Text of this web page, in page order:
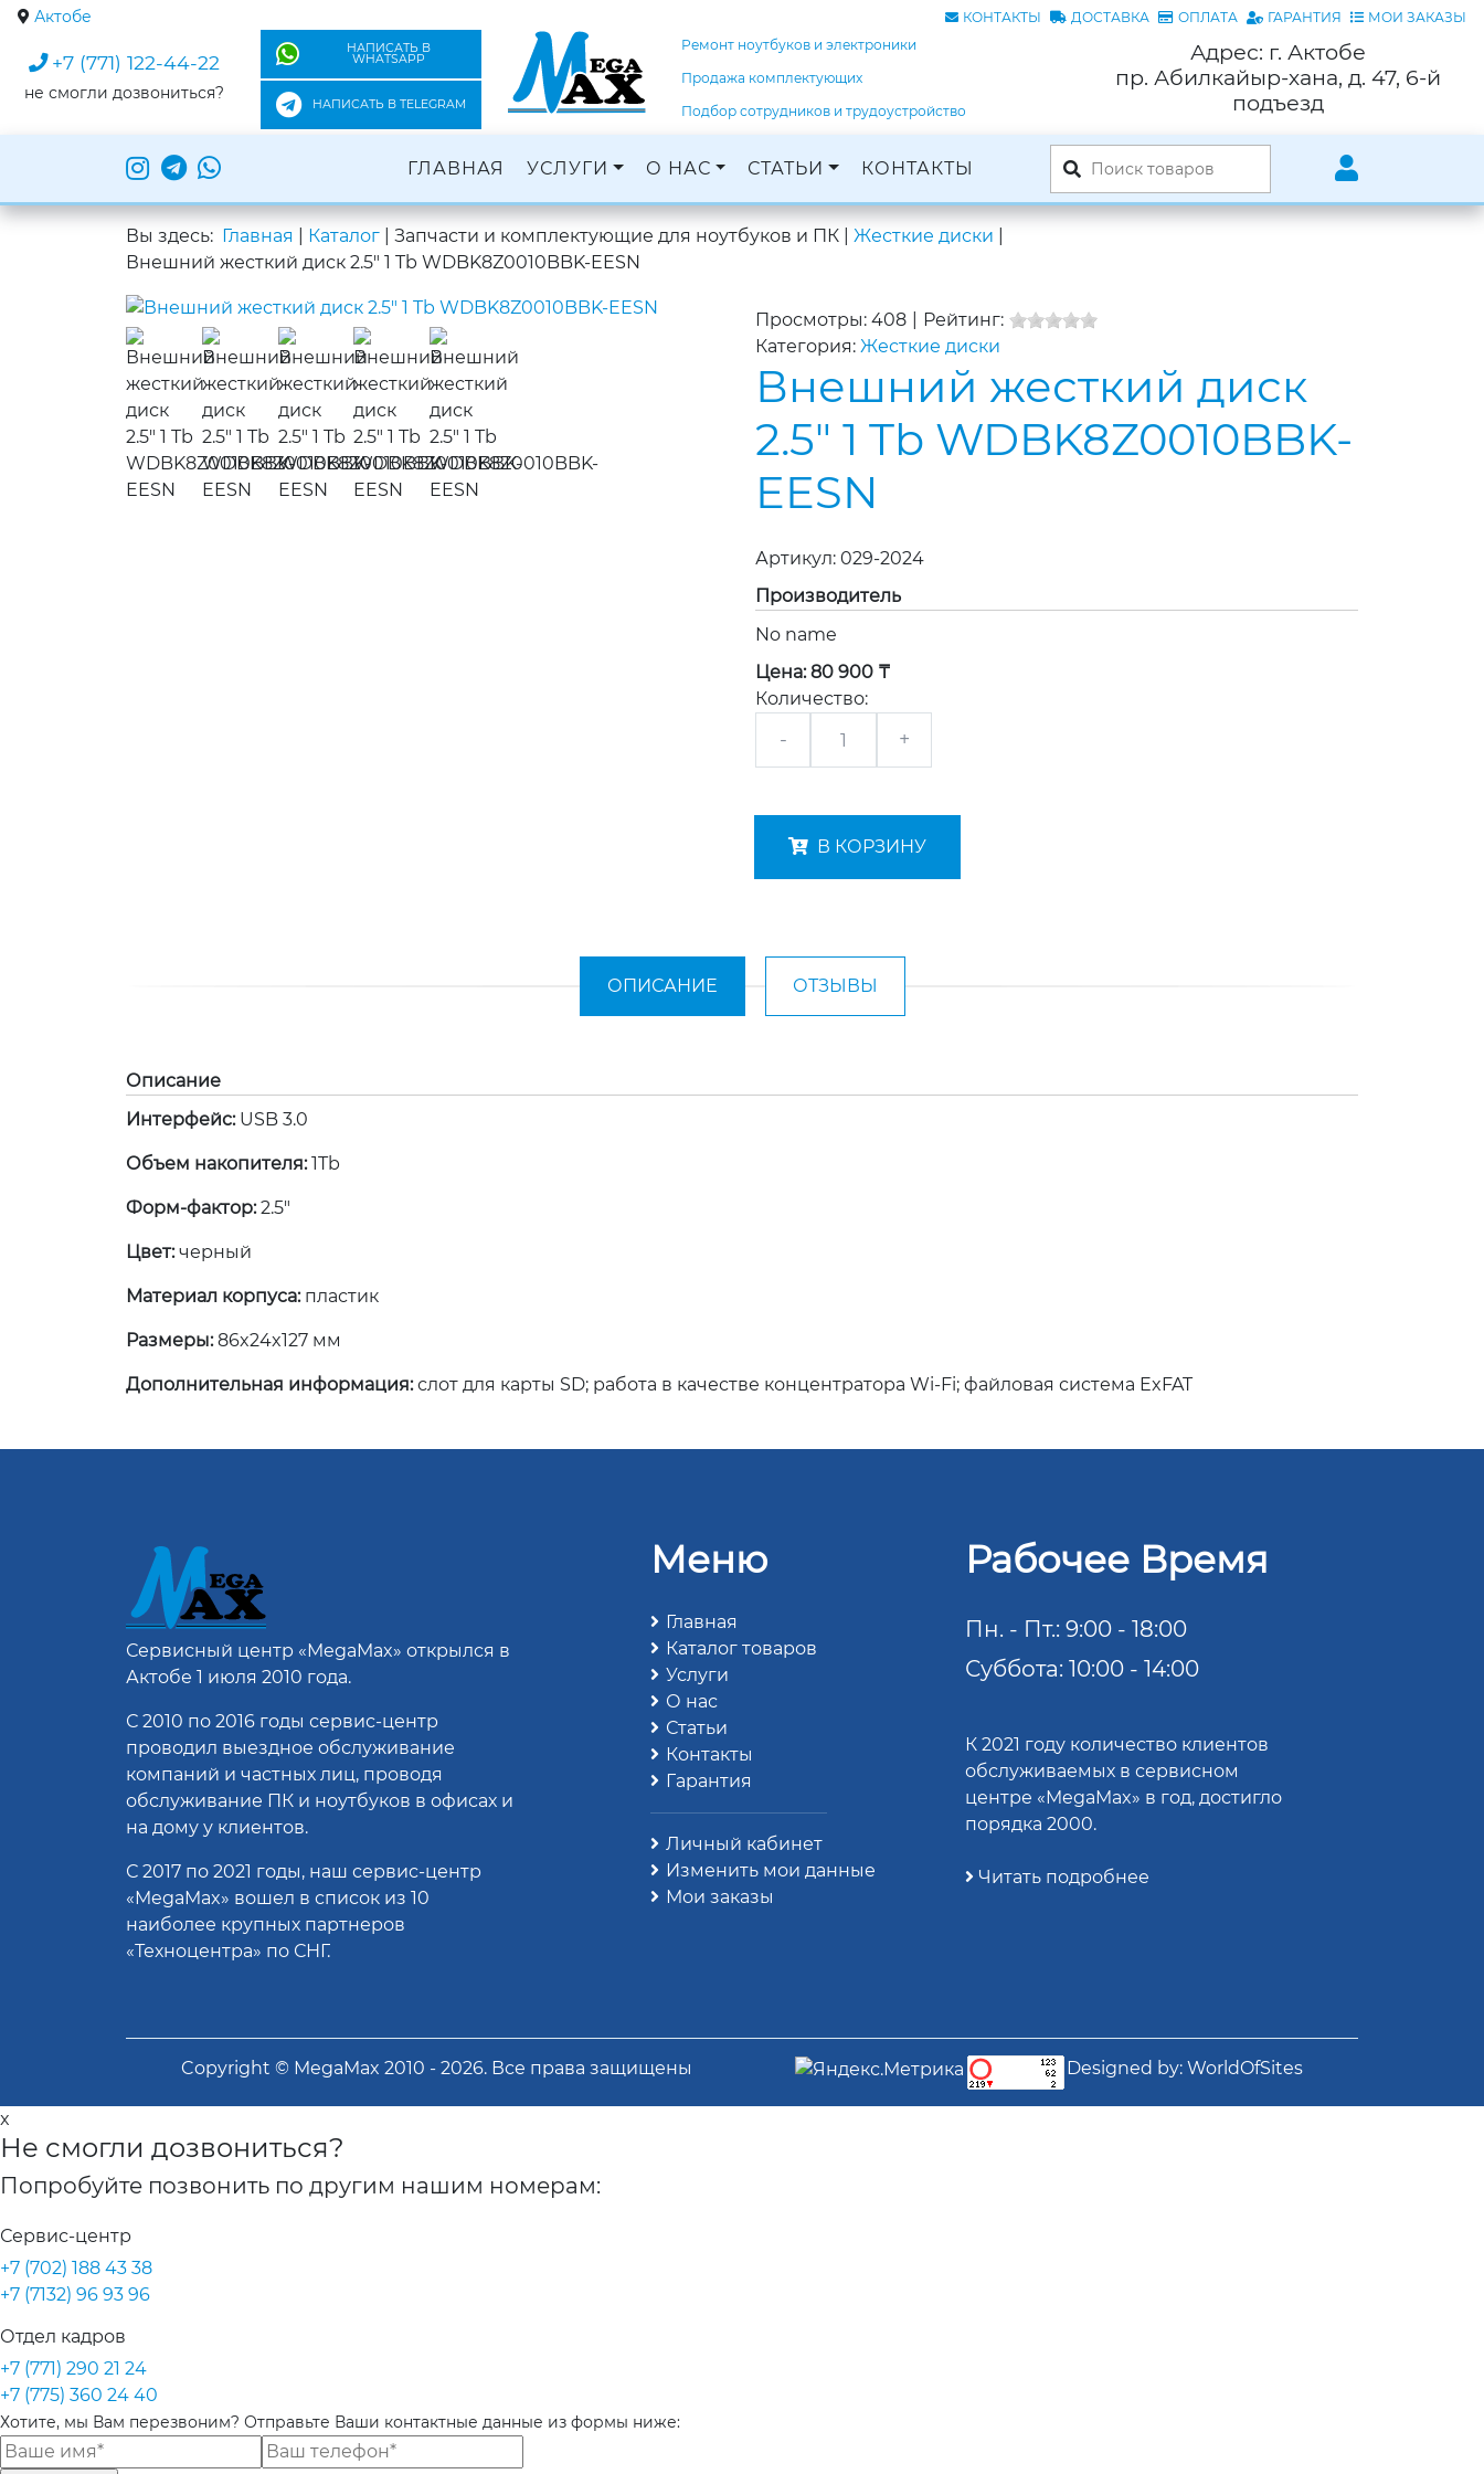
Актобе КОНТАКТЫ ДОСТАВКА ОПЛАТА ГАРАНТИЯ МОИ ЗАКАЗЫ
+7 (771) 122-44-22
не смогли дозвониться?
НАПИСАТЬ В
WHATSAPP
НАПИСАТЬ В TELEGRAM
Ремонт ноутбуков и электроники
Продажа комплектующих
Подбор сотрудников и трудоустройство
Адрес: г. Актобе
пр. Абилкайыр-хана, д. 47, 6-й
подъезд
ГЛАВНАЯ УСЛУГИ О НАС СТАТЬИ КОНТАКТЫ
Вы здесь: Главная Каталог Запчасти и комплектующие для ноутбуков и ПК Жесткие диски
Внешний жесткий диск 2.5" 1 Tb WDBK8Z0010BBK-EESN
Просмотры: 408
Рейтинг:
Категория: Жесткие диски
Внешний жесткий диск
2.5" 1 Tb WDBK8Z0010BBK-
EESN
Артикул: 029-2024
Производитель
No name
Цена: 80 900 ₸
Количество:
- +
В КОРЗИНУ
ОПИСАНИЕ ОТЗЫВЫ
Описание
Интерфейс:USB 3.0
Объем накопителя:1Tb
Форм-фактор:2.5"
Цвет:черный
Материал корпуса:пластик
Размеры:86x24x127 мм
Дополнительная информация:слот для карты SD; работа в качестве концентратора Wi-Fi; файловая система ExFAT
Сервисный центр «MegaMax» открылся в
Актобе 1 июля 2010 года.
С 2010 по 2016 годы сервис-центр
проводил выездное обслуживание
компаний и частных лиц, проводя
обслуживание ПК и ноутбуков в офисах и
на дому у клиентов.
С 2017 по 2021 годы, наш сервис-центр
«MegaMax» вошел в список из 10
наиболее крупных партнеров
«Техноцентра» по СНГ.
Меню
Главная
Каталог товаров
Услуги
О нас
Статьи
Контакты
Гарантия
Личный кабинет
Изменить мои данные
Мои заказы
Рабочее Время
Пн. - Пт.: 9:00 - 18:00
Суббота: 10:00 - 14:00
К 2021 году количество клиентов
обслуживаемых в сервисном
центре «MegaMax» в год, достигло
порядка 2000.
Читать подробнее
Copyright © MegaMax 2010 - 2026. Все права защищены Designed by: WorldOfSites
x
Не смогли дозвониться?
Попробуйте позвонить по другим нашим номерам:
Сервис-центр
+7 (702) 188 43 38
+7 (7132) 96 93 96
Отдел кадров
+7 (771) 290 21 24
+7 (775) 360 24 40
Хотите, мы Вам перезвоним? Отправьте Ваши контактные данные из формы ниже: